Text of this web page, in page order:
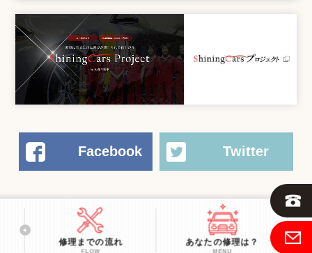
Facebook Twitter
修理までの流れ
FLOW
あなたの修理は？
MENU